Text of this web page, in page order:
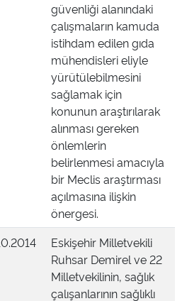
güvenliği alanındaki
çalışmaların kamuda
istihdam edilen gıda
mühendisleri eliyle
yürütülebilmesini
sağlamak için
konunun araştırılarak
alınması gereken
önlemlerin
belirlenmesi amacıyla
bir Meclis araştırması
açılmasına ilişkin
önergesi.
Eskişehir Milletvekili
Ruhsar Demirel ve 22
Milletvekilinin, sağlık
çalışanlarının sağlıklı